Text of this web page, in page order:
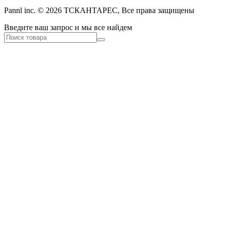
Pannl inc. © 2026 ТСКАНТАРЕС, Все права защищены
Введите ваш запрос и мы все найдем